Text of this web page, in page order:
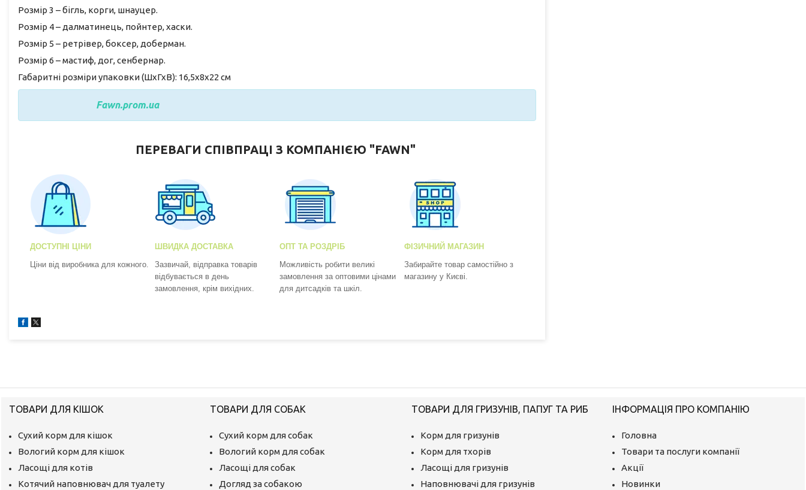
Розмір 3 – бігль, корги, шнауцер.
Розмір 4 – далматинець, пойнтер, хаски.
Розмір 5 – ретрівер, боксер, доберман.
Розмір 6 – мастиф, дог, сенбернар.
Габаритні розміри упаковки (ШхГхВ): 16,5х8х22 см
Fawn.prom.ua
ПЕРЕВАГИ СПІВПРАЦІ З КОМПАНІЄЮ "FAWN"
ДОСТУПНІ ЦІНИ
Ціни від виробника для кожного.
ШВИДКА ДОСТАВКА
Зазвичай, відправка товарів
відбувається в день
замовлення, крім вихідних.
ОПТ ТА РОЗДРІБ
Можливість робити великі
замовлення за оптовими цінами
для дитсадків та шкіл.
ФІЗИЧНИЙ МАГАЗИН
Забирайте товар самостійно з
магазину у Києві.
ТОВАРИ ДЛЯ КІШОК
Сухий корм для кішок
Вологий корм для кішок
Ласощі для котів
Котячий наповнювач для туалету
ТОВАРИ ДЛЯ СОБАК
Сухий корм для собак
Вологий корм для собак
Ласощі для собак
Догляд за собакою
ТОВАРИ ДЛЯ ГРИЗУНІВ, ПАПУГ ТА РИБ
Корм для гризунів
Корм для тхорів
Ласощі для гризунів
Наповнювачі для гризунів
ІНФОРМАЦІЯ ПРО КОМПАНІЮ
Головна
Товари та послуги компанії
Акції
Новинки